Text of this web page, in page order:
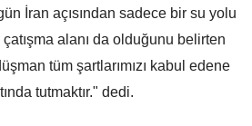
İran açısından sadece bir su yolu
alanı da olduğunu belirten
tüm şartlarımızı kabul edene
tutmaktır." dedi.